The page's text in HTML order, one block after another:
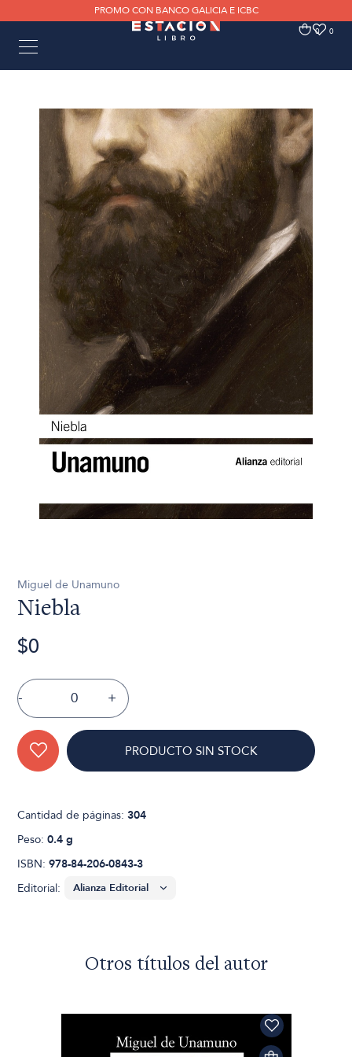
PROMO CON BANCO GALICIA E ICBC
0 0
Miguel de Unamuno
Niebla
$0
- +
PRODUCTO SIN STOCK
Cantidad de páginas:304
Peso:0.4 g
ISBN:978-84-206-0843-3
Editorial:
Otros títulos del autor